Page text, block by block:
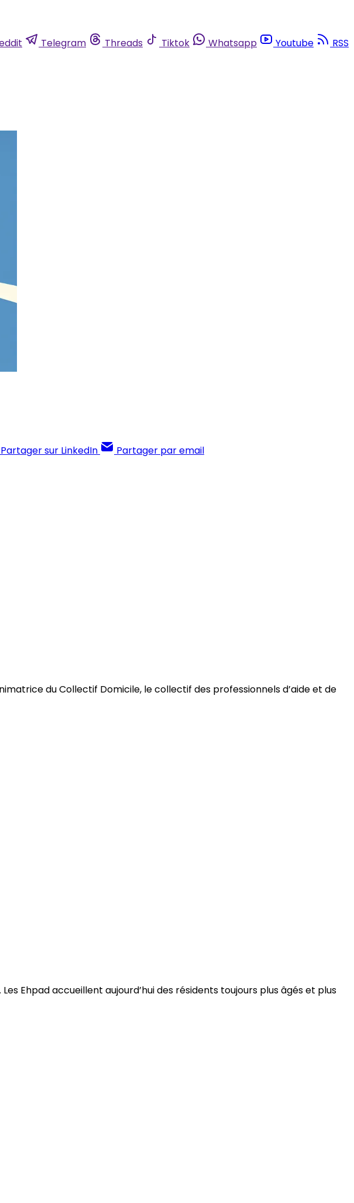
Telegram Threads Tiktok Whatsapp Youtube
RSS
Partager sur LinkedIn Partager par email
du Collectif Domicile, le collectif des professionnels d’aide et de
Ehpad accueillent aujourd’hui des résidents toujours plus âgés et plus